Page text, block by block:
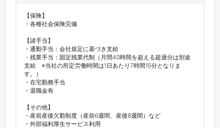
【保険】
・各種社会保険完備
【諸手当】
・通勤手当：会社規定に基づき支給
・残業手当：固定残業代制（月間40時間を超える超過分は別途
支給　※当社の所定労働時間は1日あたり7時間15分となりま
す。）
・在宅勤務手当
・退職金有
【その他】
・産前産後欠勤制度（産前6週間、産後8週間）など
・外部福利厚生サービス利用